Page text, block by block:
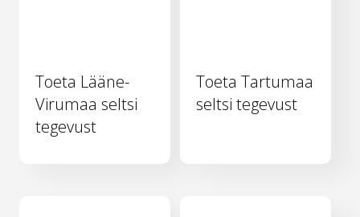
Toeta Lääne-
Virumaa seltsi
tegevust
Toeta Tartumaa
seltsi tegevust